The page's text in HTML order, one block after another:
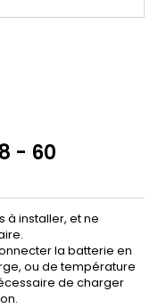
- 60
à installer, et ne
la batterie en
ou de température
de charger